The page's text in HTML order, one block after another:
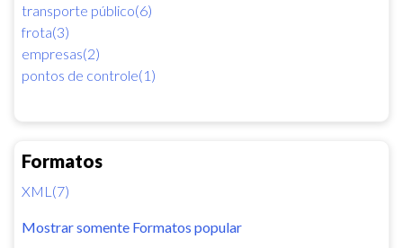
transporte público(6)
frota(3)
empresas(2)
pontos de controle(1)
Formatos
XML(7)
Mostrar somente Formatos popular